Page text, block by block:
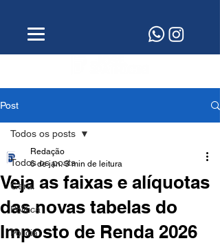
Post
Todos os posts
Geral
Política
Polícia
Todos os posts
Veja as faixas e alíquotas
das novas tabelas do
Imposto de Renda 2026
Redação
6 de jan. 3 min de leitura